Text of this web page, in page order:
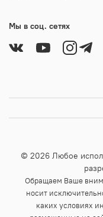
Мы в соц. сетях
© 2026 Любое
Обращаем Ваше
носит
каких условиях